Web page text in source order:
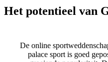
Het potentieel van
De online
palace sport is goed